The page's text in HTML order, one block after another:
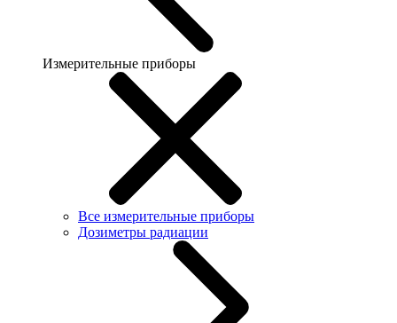
Измерительные приборы
Все измерительные приборы
Дозиметры радиации